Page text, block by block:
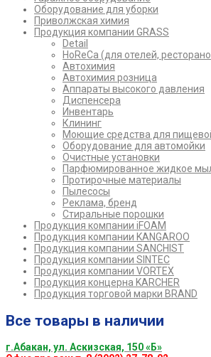
Оборудование для уборки
Приволжская химия
Продукция компании GRASS
Detail
HoReCa (для отелей,
Автохимия
Автохимия розница
Аппараты высокого давления
Диспенсера
Инвентарь
Клининг
Моющие средства для
Оборудование для автомойки
Очистные установки
Парфюмированное жидкое
Протирочные материалы
Пылесосы
Реклама, бренд
Стиральные порошки
Продукция компании iFOAM
Продукция компании KANGAROO
Продукция компании SANCHIST
Продукция компании SINTEC
Продукция компании VORTEX
Продукция концерна KARCHER
Продукция торговой марки BRAND
Все товары в наличии
г.Абакан, ул. Аскизская, 150 «Б»